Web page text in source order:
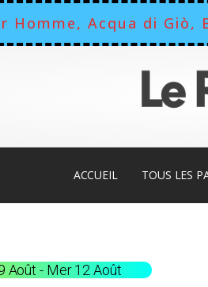
Homme, Acqua di Giò,
ACCUEIL TOUS LES
Août - Mer 12 Août